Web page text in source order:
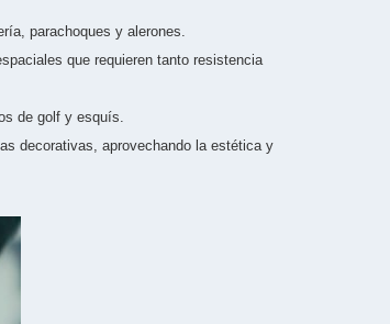
parachoques y alerones.
que requieren tanto resistencia
de golf y esquís.
decorativas, aprovechando la estética y